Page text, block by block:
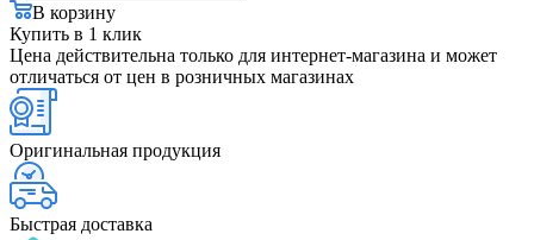
В корзину
Купить в 1 клик
Цена действительна только для интернет-магазина и может
отличаться от цен в розничных магазинах
Оригинальная продукция
Быстрая доставка